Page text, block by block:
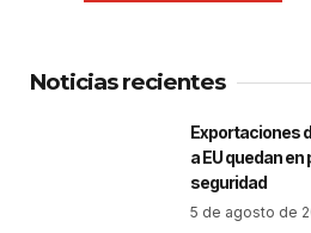
Noticias recientes
Exportaciones
a EU quedan
seguridad
5 de agosto de